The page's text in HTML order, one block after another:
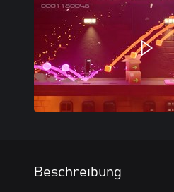
Beschreibung